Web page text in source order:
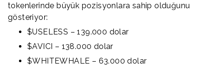
tokenlerinde büyük pozisyonlara sahip olduğunu
gösteriyor:
$USELESS – 139.000 dolar
$AVICI – 138.000 dolar
$WHITEWHALE – 63.000 dolar